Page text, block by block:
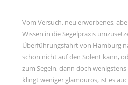
Vom Versuch, neu erworbenes,
Wissen in die Segelpraxis
Überführungsfahrt von Hamburg
schon nicht auf den Solent kann,
zum Segeln, dann doch
klingt weniger glamourös, ist es